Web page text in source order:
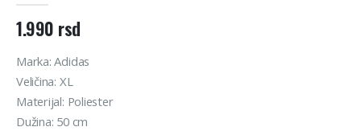
1.990 rsd
Marka: Adidas
Veličina: XL
Materijal: Poliester
Dužina: 50 cm